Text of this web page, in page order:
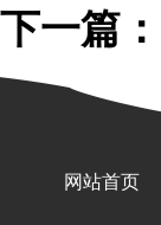
下一篇：
网站首页